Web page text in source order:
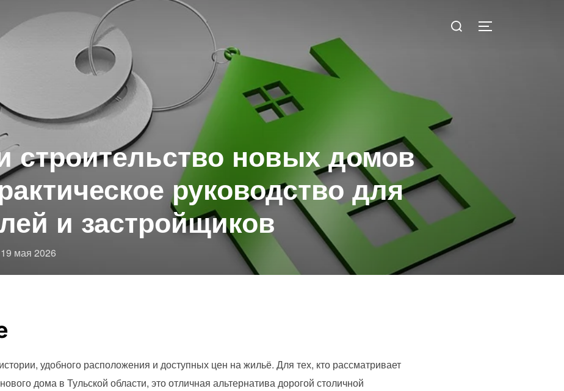
Искать:
строительство новых домов
руководство для
и застройщиков
Опубликовано
19 мая 2026
удобного расположения и доступных цен на жильё. Для тех, кто рассматривает
дома в Тульской области, это отличная альтернатива дорогой столичной